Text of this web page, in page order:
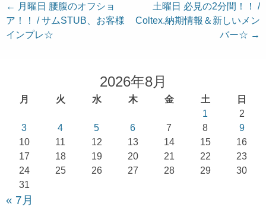
投
稿
ナ
← 月曜日 腰腹のオフショ
ア！！ / サムSTUB、お客様
インプレ☆
土曜日 必見の2分間！！ /
Coltex.納期情報＆新しいメン
バー☆ →
2026年8月
月 火 水 木 金 土
日
1
2
3
4 5 6 7 8
9
10
11 12 13 14 15
16
17
18 19 20 21 22
23
24
25 26 27 28 29
30
31
« 7月